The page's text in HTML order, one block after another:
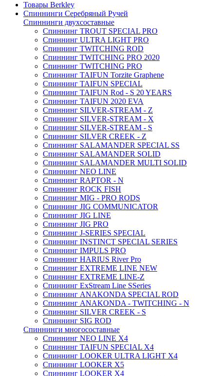
Товары Berkley
Спиннинги Серебряный Ручей
Спиннинги двухсоставные
Спиннинг TROUT SPECIAL PRO
Спиннинг ULTRA LIGHT PRO
Спиннинг TWITCHING ROD
Спиннинг TWITCHING PRO 2020
Спиннинг TWITCHING PRO
Спиннинг TAIFUN Torzite Graphene
Спиннинг TAIFUN SPECIAL
Спиннинг TAIFUN Rod - S 20 YEARS
Спиннинг TAIFUN 2020 EVA
Спиннинг SILVER-STREAM - Z
Спиннинг SILVER-STREAM - X
Спиннинг SILVER-STREAM - S
Спиннинг SILVER CREEK - Z
Спиннинг SALAMANDER SPECIAL SS
Спиннинг SALAMANDER SOLID
Спиннинг SALAMANDER MULTI SOLID
Спиннинг NEO LINE
Спиннинг RAPTOR - N
Спиннинг ROCK FISH
Спиннинг MIG - PRO RODS
Спиннинг JIG COMMUNICATOR
Спиннинг JIG LINE
Спиннинг JIG PRO
Спиннинг J-SERIES SPECIAL
Спиннинг INSTINCT SPECIAL SERIES
Спиннинг IMPULS PRO
Спиннинг HARIUS River Pro
Спиннинг EXTREME LINE NEW
Спиннинг EXTREME LINE-Z
Спиннинг ExStream Line SSeries
Спиннинг ANAKONDA SPECIAL ROD
Спиннинг ANAKONDA - TWITCHING - N
Спиннинг SILVER CREEK - S
Спиннинг SIG ROD
Спиннинги многосоставные
Спиннинг NEO LINE X4
Спиннинг TAIFUN SPECIAL X4
Спиннинг LOOKER ULTRA LIGHT X4
Спиннинг LOOKER X5
Спиннинг LOOKER X4